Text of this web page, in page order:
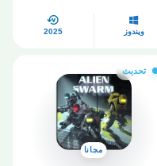
ويندوز 2025
تحديث
مجانا